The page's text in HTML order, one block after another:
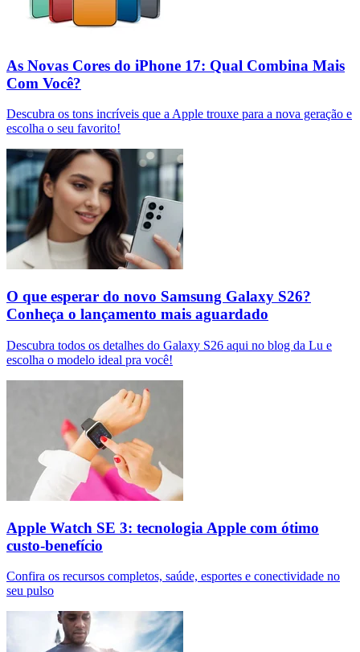
As Novas Cores do iPhone 17: Qual Combina Mais
Com Você?
Descubra os tons incríveis que a Apple trouxe para a nova geração e
escolha o seu favorito!
O que esperar do novo Samsung Galaxy S26?
Conheça o lançamento mais aguardado
Descubra todos os detalhes do Galaxy S26 aqui no blog da Lu e
escolha o modelo ideal pra você!
Apple Watch SE 3: tecnologia Apple com ótimo
custo-benefício
Confira os recursos completos, saúde, esportes e conectividade no
seu pulso